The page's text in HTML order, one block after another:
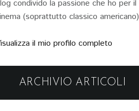
condivido la passione che ho per il
(soprattutto classico americano)
il mio profilo completo
ARCHIVIO ARTICOLI